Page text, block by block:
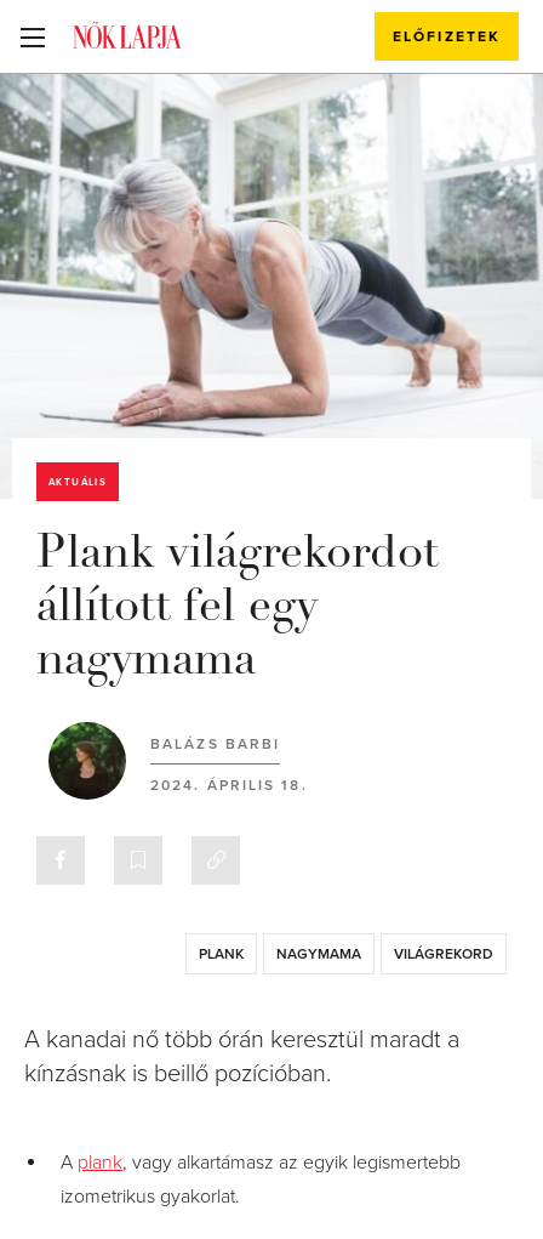
ELŐFIZETEK
AKTUÁLIS
Plank világrekordot
állított fel egy
nagymama
BALÁZS BARBI
2024. ÁPRILIS 18.
PLANK NAGYMAMA VILÁGREKORD
A kanadai nő több órán keresztül maradt a
kínzásnak is beillő pozícióban.
A plank, vagy alkartámasz az egyik legismertebb
izometrikus gyakorlat.